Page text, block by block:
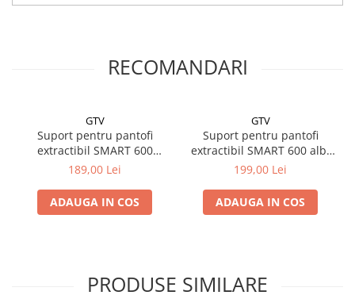
RECOMANDARI
GTV
Suport pentru pantofi
extractibil SMART 600
antracit, extensie totală,
189,00 Lei
ADAUGA IN COS
GTV
Suport pentru pantofi
extractibil SMART 600 alb,
extensie totală, soft-close,
199,00 Lei
ADAUGA IN COS
PRODUSE SIMILARE